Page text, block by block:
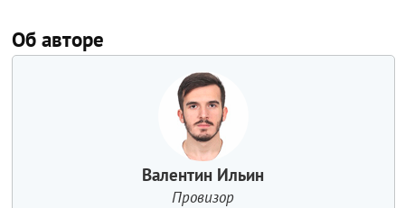
Об авторе
Валентин Ильин
Провизор